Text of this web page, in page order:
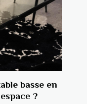
basse en
?